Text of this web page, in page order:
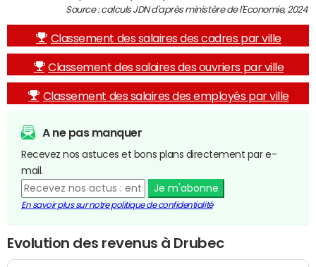
Source : calculs JDN d'après ministère de l'Economie, 2024
Classement des salaires des cadres par ville
Classement des salaires des ouvriers par ville
Classement des salaires des employés par ville
A ne pas manquer
Recevez nos astuces et bons plans directement par e-
mail.
Je m'abonne
En savoir plus sur notre politique de confidentialité
Evolution des revenus à Drubec